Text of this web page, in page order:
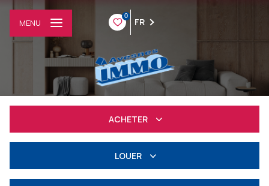
0
FR
MENU
ACHETER
Professionnel
LOUER